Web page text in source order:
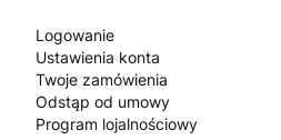
Logowanie
Ustawienia konta
Twoje zamówienia
Odstąp od umowy
Program lojalnościowy